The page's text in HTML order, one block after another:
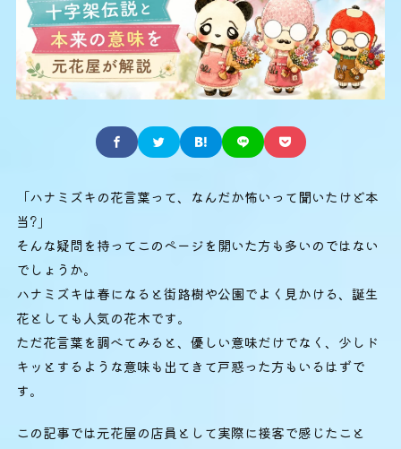
「ハナミズキの花言葉って、なんだか怖いって聞いたけど本
当?」
そんな疑問を持ってこのページを開いた方も多いのではない
でしょうか。
ハナミズキは春になると街路樹や公園でよく見かける、誕生
花としても人気の花木です。
ただ花言葉を調べてみると、優しい意味だけでなく、少しド
キッとするような意味も出てきて戸惑った方もいるはずで
す。
この記事では元花屋の店員として実際に接客で感じたこと